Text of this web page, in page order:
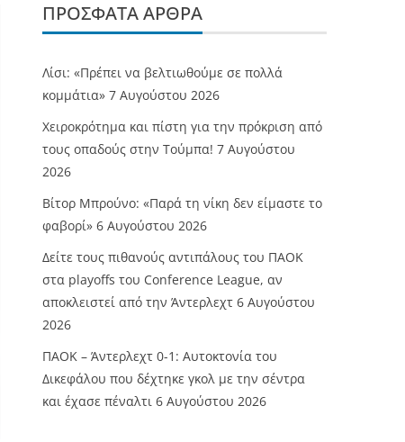
ΠΡΌΣΦΑΤΑ ΆΡΘΡΑ
Λίσι: «Πρέπει να βελτιωθούμε σε πολλά
κομμάτια» 7 Αυγούστου 2026
Χειροκρότημα και πίστη για την πρόκριση από
τους οπαδούς στην Τούμπα! 7 Αυγούστου
2026
Βίτορ Μπρούνο: «Παρά τη νίκη δεν είμαστε το
φαβορί» 6 Αυγούστου 2026
Δείτε τους πιθανούς αντιπάλους του ΠΑΟΚ
στα playoffs του Conference League, αν
αποκλειστεί από την Άντερλεχτ 6 Αυγούστου
2026
ΠΑΟΚ – Άντερλεχτ 0-1: Αυτοκτονία του
Δικεφάλου που δέχτηκε γκολ με την σέντρα
και έχασε πέναλτι 6 Αυγούστου 2026